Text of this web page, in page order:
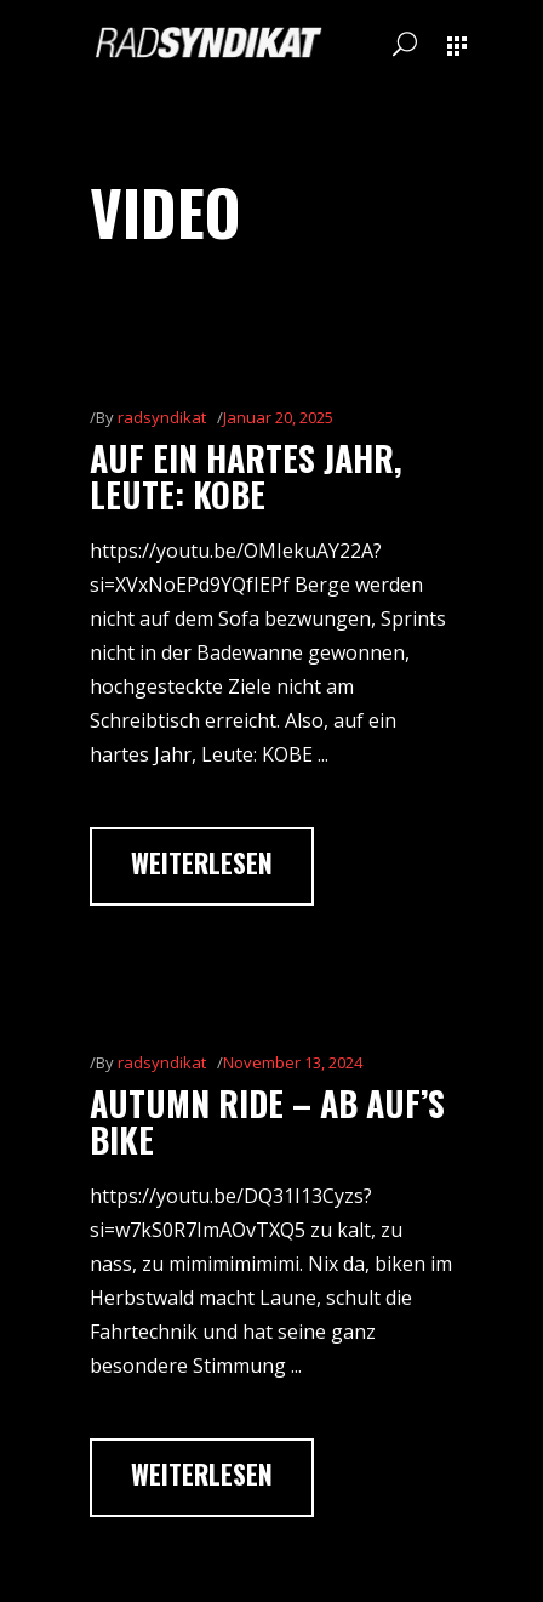
VIDEO
Byradsyndikat Januar 20, 2025
AUF EIN HARTES JAHR,
LEUTE: KOBE
https://youtu.be/OMIekuAY22A?
si=XVxNoEPd9YQfIEPf Berge werden
nicht auf dem Sofa bezwungen, Sprints
nicht in der Badewanne gewonnen,
hochgesteckte Ziele nicht am
Schreibtisch erreicht. Also, auf ein
hartes Jahr, Leute: KOBE
WEITERLESEN
Byradsyndikat November 13, 2024
AUTUMN RIDE – AB AUF’S
BIKE
https://youtu.be/DQ31I13Cyzs?
si=w7kS0R7ImAOvTXQ5 zu kalt, zu
nass, zu mimimimimimi. Nix da, biken im
Herbstwald macht Laune, schult die
Fahrtechnik und hat seine ganz
besondere Stimmung
WEITERLESEN